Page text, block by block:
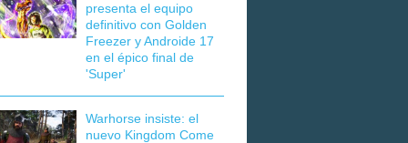
presenta el equipo
definitivo con Golden
Freezer y Androide 17
en el épico final de
'Super'
Warhorse insiste: el
nuevo Kingdom Come